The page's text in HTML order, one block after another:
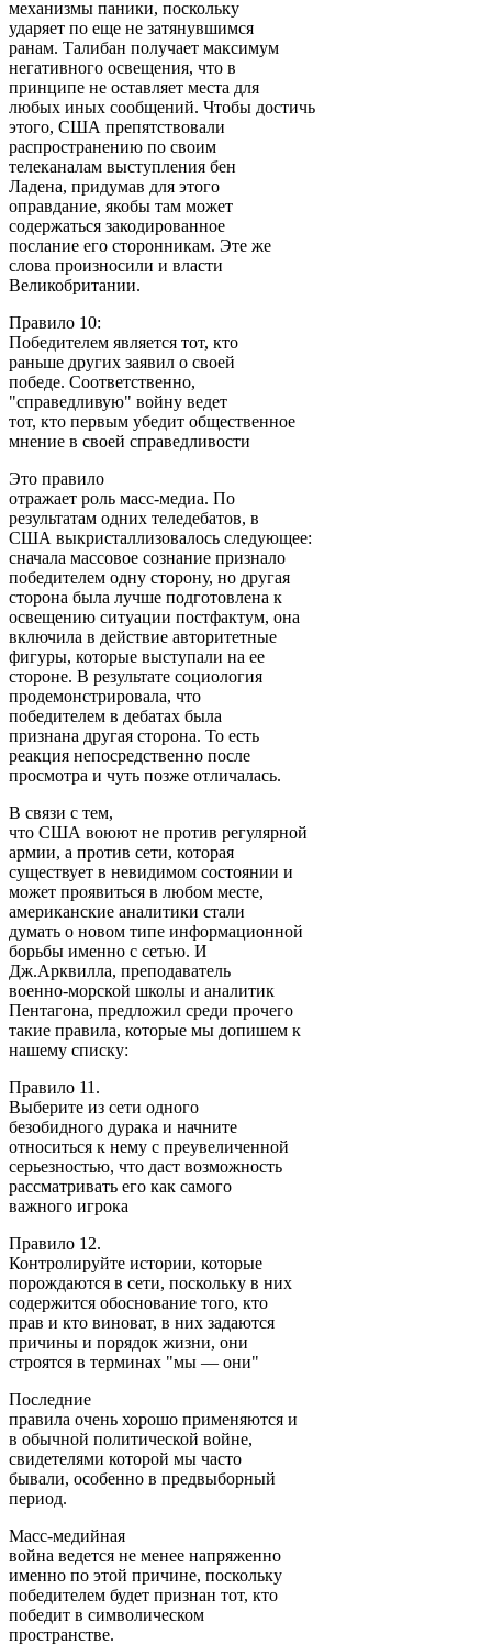
механизмы паники, поскольку
ударяет по еще не затянувшимся
ранам. Талибан получает максимум
негативного освещения, что в
принципе не оставляет места для
любых иных сообщений. Чтобы достичь
этого, США препятствовали
распространению по своим
телеканалам выступления бен
Ладена, придумав для этого
оправдание, якобы там может
содержаться закодированное
послание его сторонникам. Эте же
слова произносили и власти
Великобритании.
Правило 10:
Победителем является тот, кто
раньше других заявил о своей
победе. Соответственно,
"справедливую" войну ведет
тот, кто первым убедит общественное
мнение в своей справедливости
Это правило
отражает роль масс-медиа. По
результатам одних теледебатов, в
США выкристаллизовалось следующее:
сначала массовое сознание признало
победителем одну сторону, но другая
сторона была лучше подготовлена к
освещению ситуации постфактум, она
включила в действие авторитетные
фигуры, которые выступали на ее
стороне. В результате социология
продемонстрировала, что
победителем в дебатах была
признана другая сторона. То есть
реакция непосредственно после
просмотра и чуть позже отличалась.
В связи с тем,
что США воюют не против регулярной
армии, а против сети, которая
существует в невидимом состоянии и
может проявиться в любом месте,
американские аналитики стали
думать о новом типе информационной
борьбы именно с сетью. И
Дж.Арквилла, преподаватель
военно-морской школы и аналитик
Пентагона, предложил среди прочего
такие правила, которые мы допишем к
нашему списку:
Правило 11.
Выберите из сети одного
безобидного дурака и начните
относиться к нему с преувеличенной
серьезностью, что даст возможность
рассматривать его как самого
важного игрока
Правило 12.
Контролируйте истории, которые
порождаются в сети, поскольку в них
содержится обоснование того, кто
прав и кто виноват, в них задаются
причины и порядок жизни, они
строятся в терминах "мы — они"
Последние
правила очень хорошо применяются и
в обычной политической войне,
свидетелями которой мы часто
бывали, особенно в предвыборный
период.
Масс-медийная
война ведется не менее напряженно
именно по этой причине, поскольку
победителем будет признан тот, кто
победит в символическом
пространстве.